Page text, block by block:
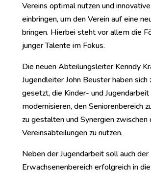
Vereins optimal nutzen und
einbringen, um den Verein auf eine
bringen. Hierbei steht vor allem die
junger Talente im Fokus.
Die neuen Abteilungsleiter Kenndy
Jugendleiter John Beuster haben sich
gesetzt, die Kinder- und
modernisieren, den Seniorenbereich
zu gestalten und Synergien zwischen
Vereinsabteilungen zu nutzen.
Neben der Jugendarbeit soll auch der
Erwachsenenbereich erfolgreich in